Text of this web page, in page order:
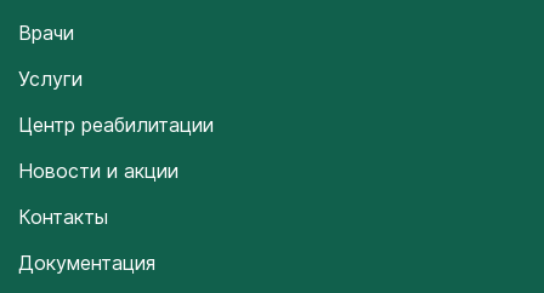
Врачи
Услуги
Центр реабилитации
Новости и акции
Контакты
Документация